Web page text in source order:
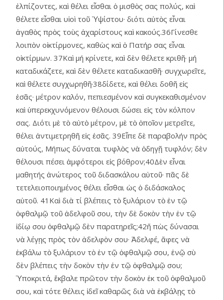
ἐλπίζοντες, καὶ θέλει εἶσθαι ὁ μισθὸς σας πολύς, καὶ
θέλετε εἶσθαι υἱοὶ τοῦ Ὑψίστου· διότι αὐτὸς εἶναι
ἀγαθὸς πρὸς τοὺς ἀχαρίστους καὶ κακούς.36Γίνεσθε
λοιπὸν οἰκτίρμονες, καθὼς καὶ ὁ Πατήρ σας εἶναι
οἰκτίρμων. 37Καὶ μή κρίνετε, καὶ δὲν θέλετε κριθῆ· μή
καταδικάζετε, καὶ δὲν θέλετε καταδικασθῆ· συγχωρεῖτε,
καὶ θέλετε συγχωρηθῆ·38δίδετε, καὶ θέλει δοθῆ εἰς
ἐσᾶς· μέτρον καλόν, πεπιεσμένον καὶ συγκεκαθισμένον
καὶ ὑπερεκχυνόμενον θέλουσι δώσει εἰς τὸν κόλπον
σας. Διότι μὲ τὸ αὐτὸ μέτρον, μὲ τὸ ὁποῖον μετρεῖτε,
θέλει ἀντιμετρηθῆ εἰς ἐσᾶς. 39Εἶπε δὲ παραβολήν πρὸς
αὐτούς, Μήπως δύναται τυφλὸς νὰ ὁδηγῇ τυφλόν; δὲν
θέλουσι πέσει ἁμφότεροι εἰς βόθρον;40Δὲν εἶναι
μαθητής ἀνώτερος τοῦ διδασκάλου αὑτοῦ· πᾶς δὲ
τετελειοποιημένος θέλει εἶσθαι ὡς ὁ διδάσκαλος
αὑτοῦ. 41Καὶ διὰ τί βλέπεις τὸ ξυλάριον τὸ ἐν τῷ
ὀφθαλμῷ τοῦ ἀδελφοῦ σου, τὴν δὲ δοκὸν τὴν ἐν τῷ
ἰδίῳ σου ὀφθαλμῷ δὲν παρατηρεῖς;42ἤ πὼς δύνασαι
νὰ λέγῃς πρὸς τὸν ἀδελφὸν σου· Ἀδελφέ, ἄφες νὰ
ἐκβάλω τὸ ξυλάριον τὸ ἐν τῷ ὀφθαλμῷ σου, ἐνῷ σὺ
δὲν βλέπεις τὴν δοκὸν τὴν ἐν τῷ ὀφθαλμῷ σου;
Ὑποκριτά, ἔκβαλε πρῶτον τὴν δοκὸν ἐκ τοῦ ὀφθαλμοῦ
σου, καὶ τότε θέλεις ἰδεῖ καθαρῶς διὰ νὰ ἐκβάλῃς τὸ